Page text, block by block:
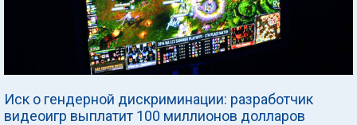
Иск о гендерной дискриминации: разработчик
видеоигр выплатит 100 миллионов долларов